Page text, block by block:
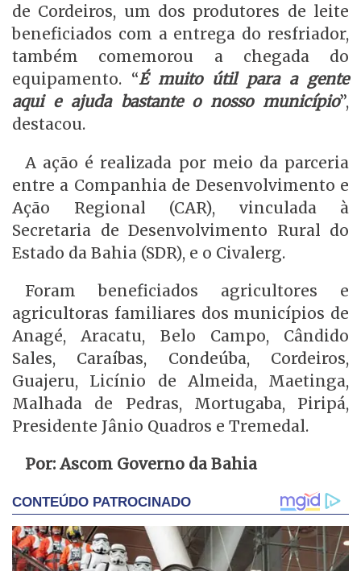
de Cordeiros, um dos produtores de leite
beneficiados com a entrega do resfriador,
também comemorou a chegada do
equipamento. “É muito útil para a gente
aqui e ajuda bastante o nosso município”,
destacou.
A ação é realizada por meio da parceria
entre a Companhia de Desenvolvimento e
Ação Regional (CAR), vinculada à
Secretaria de Desenvolvimento Rural do
Estado da Bahia (SDR), e o Civalerg.
Foram beneficiados agricultores e
agricultoras familiares dos municípios de
Anagé, Aracatu, Belo Campo, Cândido
Sales, Caraíbas, Condeúba, Cordeiros,
Guajeru, Licínio de Almeida, Maetinga,
Malhada de Pedras, Mortugaba, Piripá,
Presidente Jânio Quadros e Tremedal.
Por: Ascom Governo da Bahia